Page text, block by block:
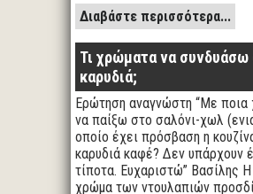
Διαβάστε περισσότερα...
Τι χρώματα να συνδυάσω
καρυδιά;
Ερώτηση αναγνώστη “Με
να παίξω στο σαλόνι-χωλ
οποίο έχει πρόσβαση η
καρυδιά καφέ? Δεν υπάρχουν
τίποτα. Ευχαριστώ” Βασίλης
χρώμα των ντουλαπιών